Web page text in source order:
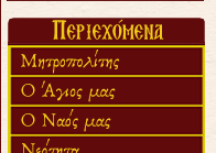
«πολύ αργά».
Ζητείται....